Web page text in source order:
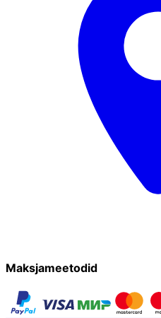
Maksjameetodid